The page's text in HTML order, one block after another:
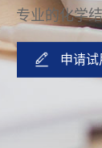
专业的化学
申请试